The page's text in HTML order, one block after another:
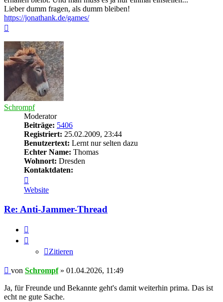
Lieber dumm fragen, als dumm bleiben!
https://jonathank.de/games/
Schrompf
Moderator
Beiträge: 5406
Registriert: 25.02.2009, 23:44
Benutzertext: Lernt nur selten dazu
Echter Name: Thomas
Wohnort: Dresden
Kontaktdaten:
von
Schrompf
Website
Re: Anti-Jammer-Thread
Zitieren
Beitrag
von Schrompf» 01.04.2026, 11:49
Ja, für Freunde und Bekannte geht's damit weiterhin prima. Das ist
echt ne gute Sache.